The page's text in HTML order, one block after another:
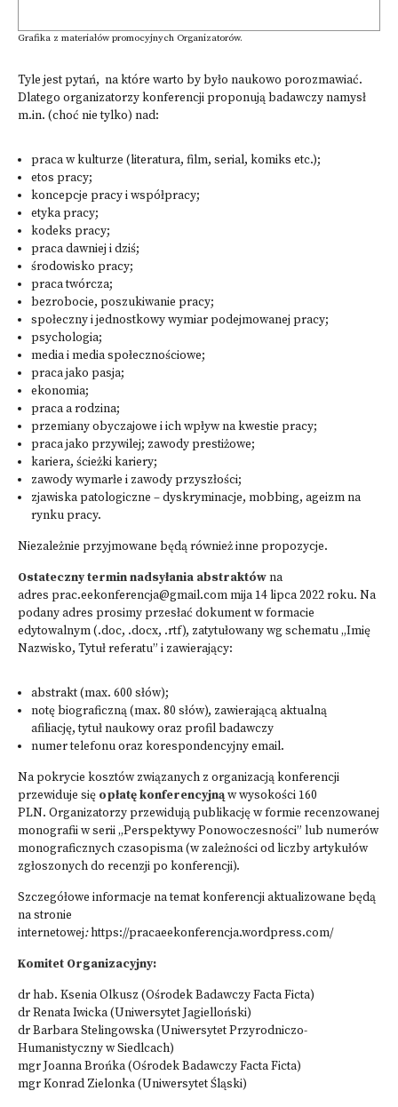
Grafika z materiałów promocyjnych Organizatorów.
Tyle jest pytań, na które warto by było naukowo porozmawiać.
Dlatego organizatorzy konferencji proponują badawczy namysł
m.in. (choć nie tylko) nad:
praca w kulturze (literatura, film, serial, komiks etc.);
etos pracy;
koncepcje pracy i współpracy;
etyka pracy;
kodeks pracy;
praca dawniej i dziś;
środowisko pracy;
praca twórcza;
bezrobocie, poszukiwanie pracy;
społeczny i jednostkowy wymiar podejmowanej pracy;
psychologia;
media i media społecznościowe;
praca jako pasja;
ekonomia;
praca a rodzina;
przemiany obyczajowe i ich wpływ na kwestie pracy;
praca jako przywilej; zawody prestiżowe;
kariera, ścieżki kariery;
zawody wymarłe i zawody przyszłości;
zjawiska patologiczne – dyskryminacje, mobbing, ageizm na
rynku pracy.
Niezależnie przyjmowane będą również inne propozycje.
Ostateczny termin nadsyłania abstraktówna
adres prac.eekonferencja@gmail.com mija 14 lipca 2022 roku. Na
podany adres prosimy przesłać dokument w formacie
edytowalnym (.doc, .docx, .rtf), zatytułowany wg schematu „Imię
Nazwisko, Tytuł referatu” i zawierający:
abstrakt (max. 600 słów);
notę biograficzną (max. 80 słów), zawierającą aktualną
afiliację, tytuł naukowy oraz profil badawczy
numer telefonu oraz korespondencyjny email.
Na pokrycie kosztów związanych z organizacją konferencji
przewiduje się opłatę konferencyjnąw wysokości 160
PLN. Organizatorzy przewidują publikację w formie recenzowanej
monografii w serii „Perspektywy Ponowoczesności” lub numerów
monograficznych czasopisma (w zależności od liczby artykułów
zgłoszonych do recenzji po konferencji).
Szczegółowe informacje na temat konferencji aktualizowane będą
na stronie
internetowej:https://pracaeekonferencja.wordpress.com/
Komitet Organizacyjny:
dr hab. Ksenia Olkusz (Ośrodek Badawczy Facta Ficta)
dr Renata Iwicka (Uniwersytet Jagielloński)
dr Barbara Stelingowska (Uniwersytet Przyrodniczo-
Humanistyczny w Siedlcach)
mgr Joanna Brońka (Ośrodek Badawczy Facta Ficta)
mgr Konrad Zielonka (Uniwersytet Śląski)